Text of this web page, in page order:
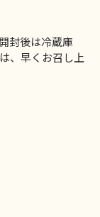
封後は冷蔵庫
、早くお召し上